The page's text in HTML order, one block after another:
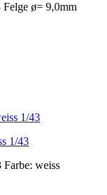
Felge ø= 9,0mm
1/43
weiss